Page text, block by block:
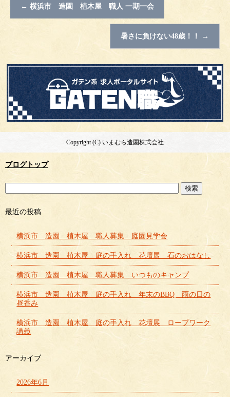
← 横浜市 造園 植木屋 職人 一期一会
暑さに負けない48歳！！ →
Copyright (C) いまむら造園株式会社
ブログトップ
最近の投稿
横浜市 造園 植木屋 職人募集 庭園見学会
横浜市 造園 植木屋 庭の手入れ 花壇展 石のおはなし
横浜市 造園 植木屋 職人募集 いつものキャンプ
横浜市 造園 植木屋 庭の手入れ 年末のBBQ 雨の日の
昼呑み
横浜市 造園 植木屋 庭の手入れ 花壇展 ロープワーク
講義
アーカイブ
2026年6月